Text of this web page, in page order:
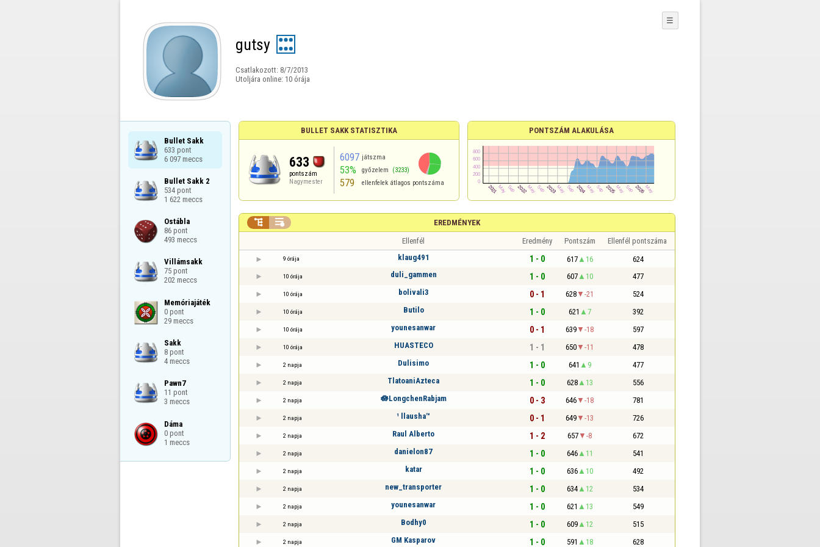
gutsy
Csatlakozott: 8/7/2013
Utoljára online: 10 órája
☰
Bullet Sakk
633 pont
6 097 meccs
Bullet Sakk 2
534 pont
1 622 meccs
Ostábla
86 pont
493 meccs
Villámsakk
75 pont
202 meccs
Memóriajáték
0 pont
29 meccs
Sakk
8 pont
4 meccs
Pawn7
11 pont
3 meccs
Dáma
0 pont
1 meccs
BULLET SAKK STATISZTIKA
633
pontszám
Nagymester
6097 játszma
53% győzelem (3233)
579 ellenfelek átlagos pontszáma
PONTSZÁM ALAKULÁSA
EREDMÉNYEK
 
Ellenfél Eredmény Pontszám Ellenfél pontszáma
9 órája klaug491 1 - 0 617 16 624
10 órája duli_gammen 1 - 0 607 10 477
10 órája bolivali3 0 - 1 628 -21 524
10 órája Butilo 1 - 0 621 7 392
10 órája younesanwar 0 - 1 639 -18 597
10 órája HUASTECO 1 - 1 650 -11 478
2 napja Dulisimo 1 - 0 641 9 477
2 napja TlatoaniAzteca 1 - 0 628 13 556
2 napja 🪷LongchenRabjam 0 - 3 646 -18 781
2 napja ¹ llausha™ 0 - 1 649 -13 726
2 napja Raul Alberto 1 - 2 657 -8 672
2 napja danielon87 1 - 0 646 11 541
2 napja katar 1 - 0 636 10 492
2 napja new_transporter 1 - 0 634 12 534
2 napja younesanwar 1 - 0 621 13 549
2 napja Bodhy0 1 - 0 609 12 515
2 napja GM Kasparov 1 - 0 591 18 628